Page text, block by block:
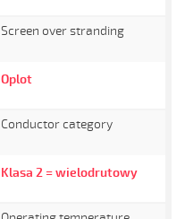
Screen over stranding
Oplot
Conductor category
Klasa 2 = wielodrutowy